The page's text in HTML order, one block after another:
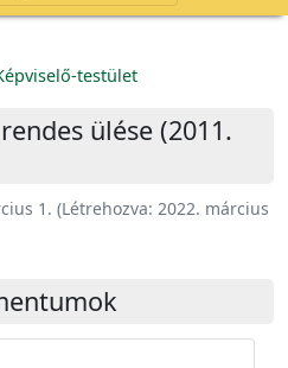
testület
ülése (2011.
1. (Létrehozva: 2022. március